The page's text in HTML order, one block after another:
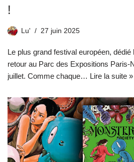
!
Lu' 27 juin 2025
Le plus grand festival européen,
retour au Parc des Expositions Paris-
juillet. Comme chaque… Lire la suite »